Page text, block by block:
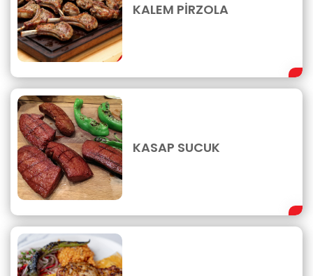
KALEM PİRZOLA
KASAP SUCUK